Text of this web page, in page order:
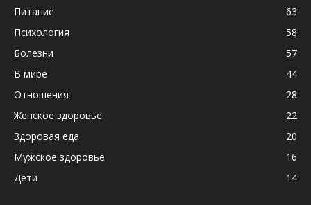
Питание
63
Психология
58
Болезни
57
В мире
44
Отношения
28
Женское здоровье
22
Здоровая еда
20
Мужское здоровье
16
Дети
14